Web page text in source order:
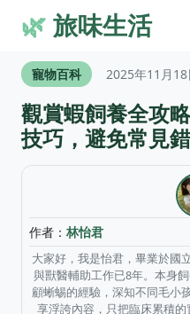
🌿旅味生活
寵物百科 2025年11月18
觀賞蝦飼養全攻
技巧，避免常見
作者： 林怡君
大家好，我是怡君，畢業於國
與獸醫輔助工作已8年。本身
顧蜥蜴的經驗，深知不同毛小
享浮誇內容，只把臨床累積